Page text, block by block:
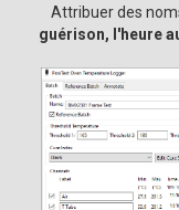
Attribuer des
guérison, l'heure